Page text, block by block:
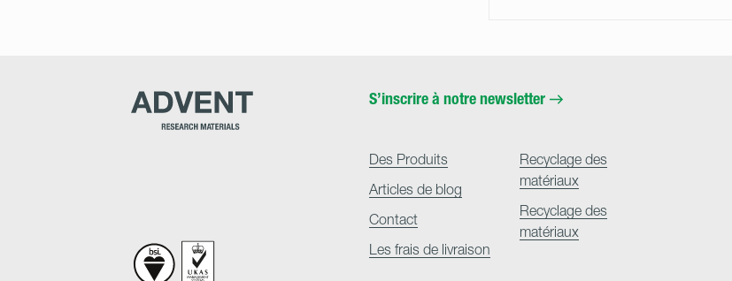
S’inscrire à notre newsletter
Des Produits
Articles de blog
Contact
Les frais de livraison
Recyclage des
matériaux
Recyclage des
matériaux